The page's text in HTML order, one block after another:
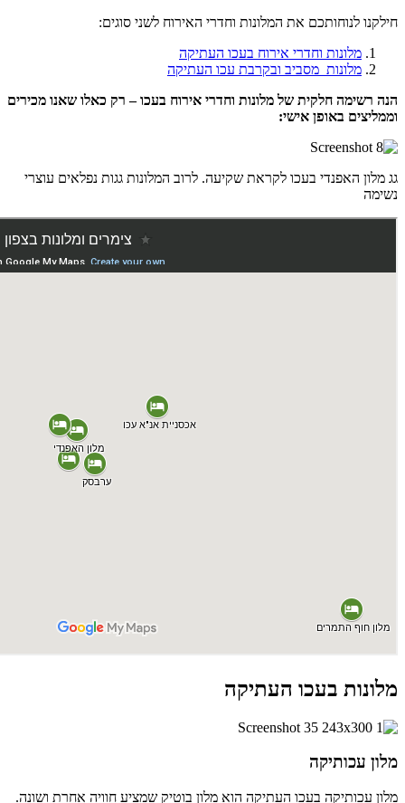
חילקנו לנוחותכם את המלונות וחדרי האירוח לשני סוגים:
מלונות וחדרי אירוח בעכו העתיקה
מלונות מסביב ובקרבת עכו העתיקה
הנה רשימה חלקית של מלונות וחדרי אירוח בעכו – רק כאלו שאנו מכירים
וממליצים באופן אישי:
גג מלון האפנדי בעכו לקראת שקיעה. לרוב המלונות גגות נפלאים עוצרי
נשימה
מלונות בעכו העתיקה
מלון עכותיקה
מלון עכותיקה בעכו העתיקה הוא מלון בוטיק שמציע חוויה אחרת ושונה.